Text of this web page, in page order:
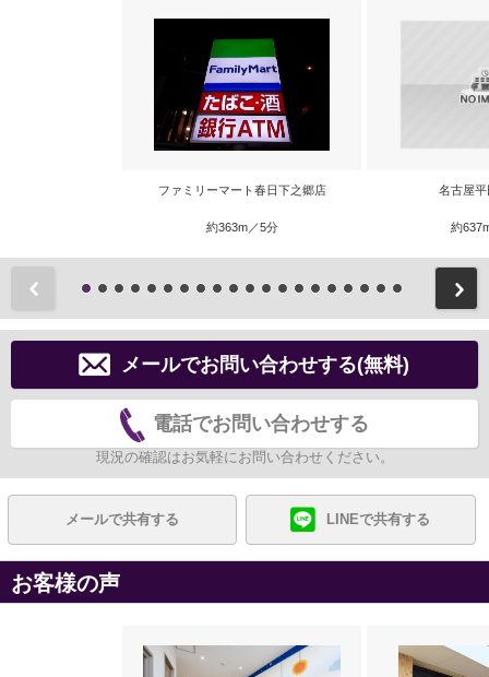
ファミリーマート春日下之郷店
約363m／5分
名古屋
約
メールでお問い合わせする(無料)
電話でお問い合わせする
現況の確認はお気軽にお問い合わせください。
メールで共有する LINEで共有する
お客様の声